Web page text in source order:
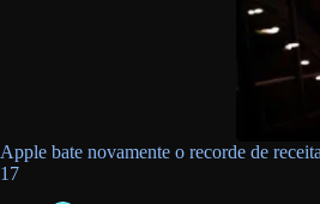
Apple bate novamente o recorde de
17